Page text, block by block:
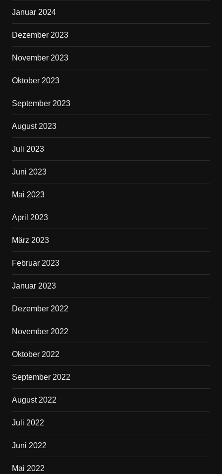
Januar 2024
Dezember 2023
November 2023
Oktober 2023
September 2023
August 2023
Juli 2023
Juni 2023
Mai 2023
April 2023
März 2023
Februar 2023
Januar 2023
Dezember 2022
November 2022
Oktober 2022
September 2022
August 2022
Juli 2022
Juni 2022
Mai 2022